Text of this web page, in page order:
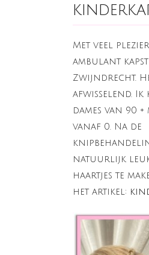
Met veel
ambulant
Zwijndrecht.
afwisselend. Ik
dames van 90
vanaf 0. Na de
natuurlijk
haartjes te
het artikel: